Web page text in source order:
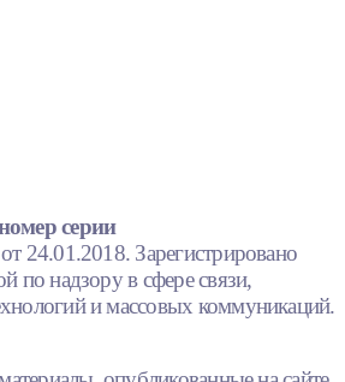
серии
Зарегистрировано
по надзору в сфере связи,
и массовых коммуникаций.